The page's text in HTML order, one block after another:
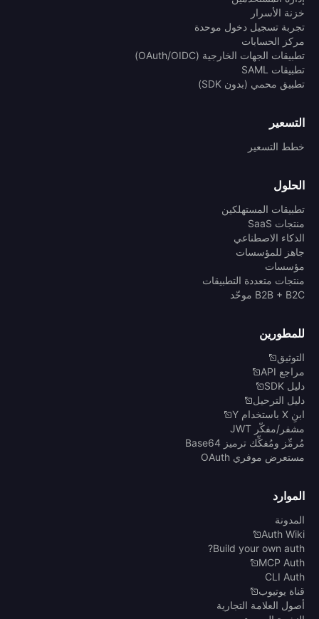
خزنة الأسرار
تجربة تسجيل دخول موحدة
مركز الحسابات
تطبيقات الجهات الخارجية (OAuth/OIDC)
تطبيقات SAML
تطبيق محمي (بدون SDK)
التسعير
خطط التسعير
الحلول
تطبيقات المستهلكين
منتجات SaaS
الذكاء الاصطناعي
جاهز للمؤسسات
مؤسسات
منتجات متعددة التطبيقات
B2B + B2C موحّد
للمطورين
التوثيق
مراجع API
دليل SDK
دليل الترحيل
ابنِ X باستخدام Y
مشفر/مفكّر JWT
مُرمِّز ومُفكِّك ترميز Base64
مستعرض موفري OAuth
الموارد
المدونة
Auth Wiki
Build your own auth?
MCP Auth
CLI Auth
قناة يوتيوب
أصول العلامة التجارية